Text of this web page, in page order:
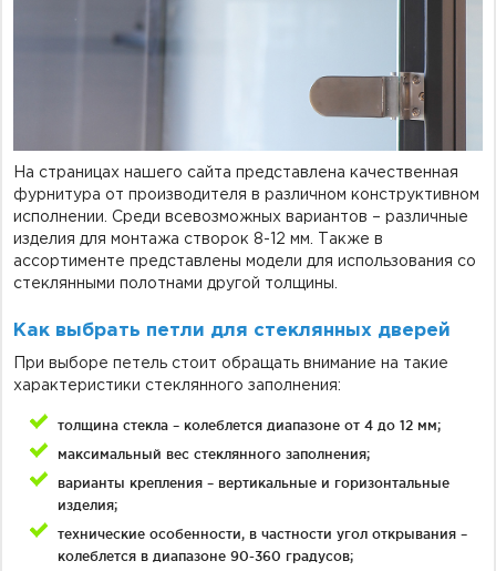
На страницах нашего сайта представлена качественная
фурнитура от производителя в различном конструктивном
исполнении. Среди всевозможных вариантов – различные
изделия для монтажа створок 8-12 мм. Также в
ассортименте представлены модели для использования со
стеклянными полотнами другой толщины.
Как выбрать петли для стеклянных дверей
При выборе петель стоит обращать внимание на такие
характеристики стеклянного заполнения:
толщина стекла – колеблется диапазоне от 4 до 12 мм;
максимальный вес стеклянного заполнения;
варианты крепления – вертикальные и горизонтальные
изделия;
технические особенности, в частности угол открывания –
колеблется в диапазоне 90-360 градусов;